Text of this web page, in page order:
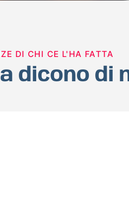
DI CHI CE L'HA FATTA
dicono di